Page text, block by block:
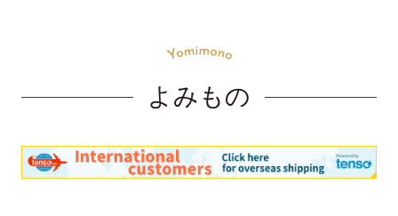
横
4.3cm
お手入れ方法
中・四国：990円
沖縄・離島等中継料が発生する地域1,540円
※11,000円(税込)以上お買い上げで 660円にさせて頂きます
よみもの